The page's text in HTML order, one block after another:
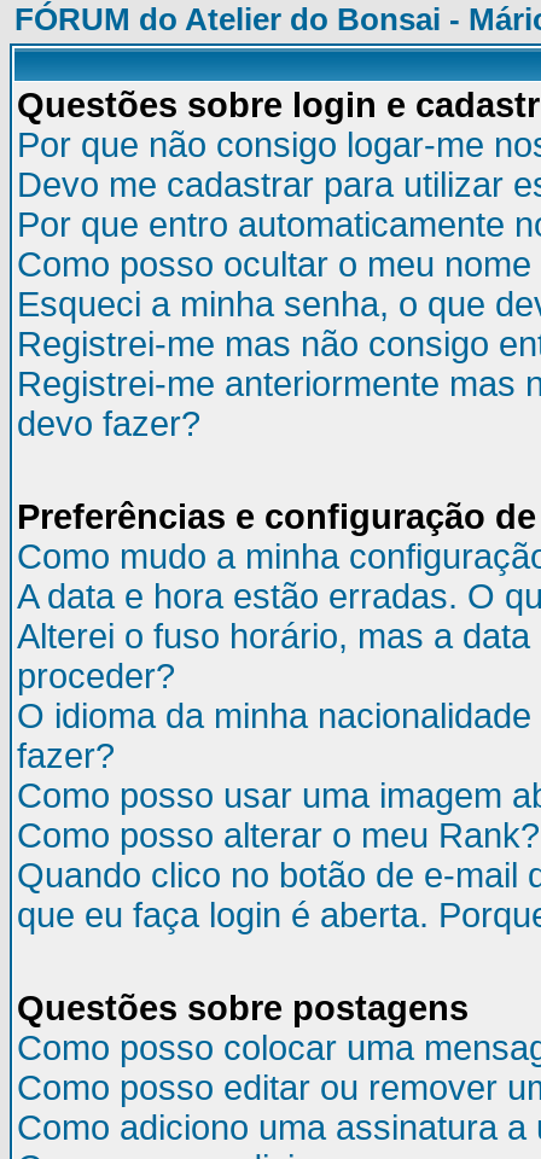
FÓRUM do Atelier do Bonsai -
Questões sobre login e
Por que não consigo logar-me
Devo me cadastrar para utilizar
Por que entro automaticamente
Como posso ocultar o meu
Esqueci a minha senha, o que
Registrei-me mas não consigo
Registrei-me anteriormente mas
devo fazer?
Preferências e configuração
Como mudo a minha
A data e hora estão erradas. O
Alterei o fuso horário, mas a
proceder?
O idioma da minha
fazer?
Como posso usar uma imagem
Como posso alterar o meu Rank?
Quando clico no botão de e-mail
que eu faça login é aberta.
Questões sobre postagens
Como posso colocar uma
Como posso editar ou remover
Como adiciono uma assinatura a